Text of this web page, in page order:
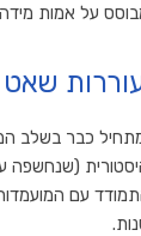
על אמות מידה
שאט
כבר בשלב
הראתה כי אישים כמו
עם